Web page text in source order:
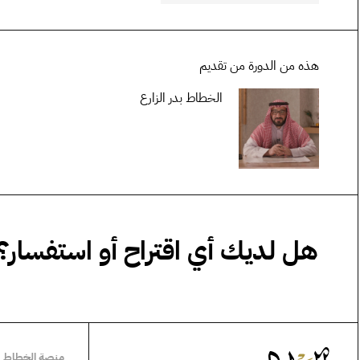
هذه من الدورة من تقديم
الخطاط بدر الزارع
هل لديك أي اقتراح أو